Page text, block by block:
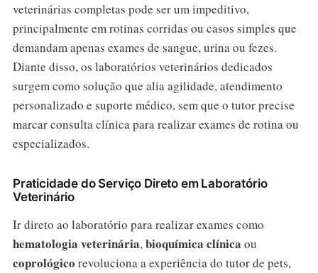
veterinárias completas pode ser um impeditivo,
principalmente em rotinas corridas ou casos simples que
demandam apenas exames de sangue, urina ou fezes.
Diante disso, os laboratórios veterinários dedicados
surgem como solução que alia agilidade, atendimento
personalizado e suporte médico, sem que o tutor precise
marcar consulta clínica para realizar exames de rotina ou
especializados.
Praticidade do Serviço Direto em Laboratório
Veterinário
Ir direto ao laboratório para realizar exames como
hematologia veterinária,bioquímica clínica ou
coprológico revoluciona a experiência do tutor de pets,